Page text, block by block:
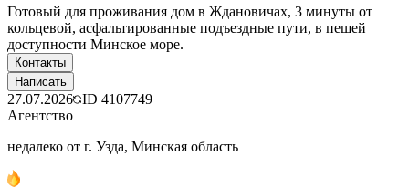
Готовый для проживания дом в Ждановичах, 3 минуты от
кольцевой, асфальтированные подъездные пути, в пешей
доступности Минское море.
Контакты
Написать
27.07.2026 ID 4107749
Агентство
недалеко от г. Узда, Минская область